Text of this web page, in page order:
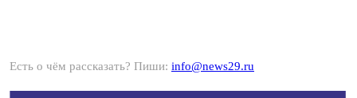
Есть о чём рассказать? Пиши: info@news29.ru